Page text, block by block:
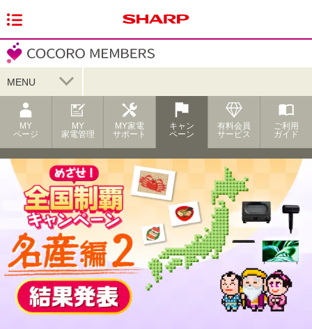
MENU
MY
ページ
MY
家電管理
MY家電
サポート
キャン
ペーン
有料会員
サービス
ご利用
ガイド